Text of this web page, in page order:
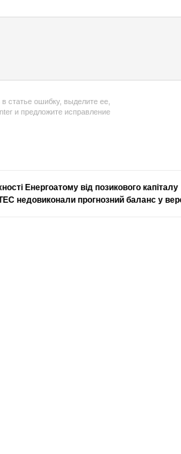
статье ошибку, выделите ее,
и предложите исправление
Енергоатому від позикового капіталу
недовиконали прогнозний баланс у